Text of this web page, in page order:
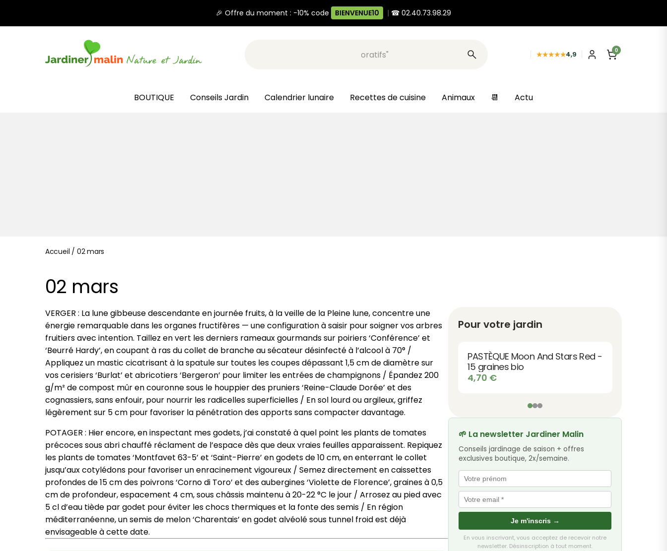
🎉 Offre du moment : -10% code BIENVENUE10 | ☎ 02.40.73.98.29
Recherche, ex: "pots décoratifs" ★★★★★4,9 0
BOUTIQUE Conseils Jardin Calendrier lunaire Recettes de cuisine Animaux 📆 Actu
Accueil / 02 mars
02 mars
VERGER : La lune gibbeuse descendante en journée fruits, à la veille de la Pleine lune, concentre une
énergie remarquable dans les organes fructifères — une configuration à saisir pour soigner vos arbres
fruitiers avec intention. Taillez en vert les derniers rameaux gourmands sur poiriers ‘Conférence’ et
‘Beurré Hardy’, en coupant à ras du collet de branche au sécateur désinfecté à l’alcool à 70° /
Appliquez un mastic cicatrisant à la spatule sur toutes les coupes dépassant 1,5 cm de diamètre sur
vos cerisiers ‘Burlat’ et abricotiers ‘Bergeron’ pour limiter les entrées de champignons / Épandez 200
g/m² de compost mûr en couronne sous le houppier des pruniers ‘Reine-Claude Dorée’ et des
cognassiers, sans enfouir, pour nourrir les radicelles superficielles / En sol lourd ou argileux, griffez
légèrement sur 5 cm pour favoriser la pénétration des apports sans compacter davantage.
POTAGER : Hier encore, en inspectant mes godets, j’ai constaté à quel point les plants de tomates
précoces sous abri chauffé réclament de l’espace dès que deux vraies feuilles apparaissent. Repiquez
les plants de tomates ‘Montfavet 63-5’ et ‘Saint-Pierre’ en godets de 10 cm, en enterrant le collet
jusqu’aux cotylédons pour favoriser un enracinement vigoureux / Semez directement en caissettes
profondes de 15 cm des poivrons ‘Corno di Toro’ et des aubergines ‘Violette de Florence’, graines à 0,5
cm de profondeur, espacement 4 cm, sous châssis maintenu à 20-22 °C le jour / Arrosez au pied avec
5 cl d’eau tiède par godet pour éviter les chocs thermiques et la fonte des semis / En région
méditerranéenne, un semis de melon ‘Charentais’ en godet alvéolé sous tunnel froid est déjà
envisageable à cette date.
Pour votre jardin
PASTÈQUE Moon And Stars Red -
15 graines bio
4,70 €
🌱 La newsletter Jardiner Malin
Conseils jardinage de saison + offres
exclusives boutique, 2x/semaine.
Je m'inscris →
En vous inscrivant, vous acceptez de recevoir notre
newsletter. Désinscription à tout moment.